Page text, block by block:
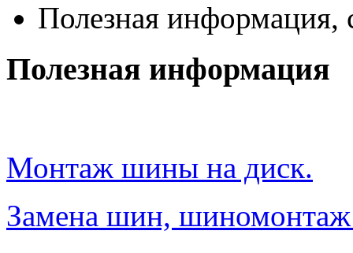
Полезная информация,
Полезная информация
Монтаж шины на диск.
Замена шин, шиномонтаж